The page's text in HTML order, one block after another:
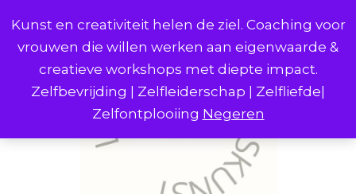
Kunst en creativiteit helen de ziel. Coaching voor
vrouwen die willen werken aan eigenwaarde &
creatieve workshops met diepte impact.
Zelfbevrijding | Zelfleiderschap | Zelfliefde|
Zelfontplooiing Negeren